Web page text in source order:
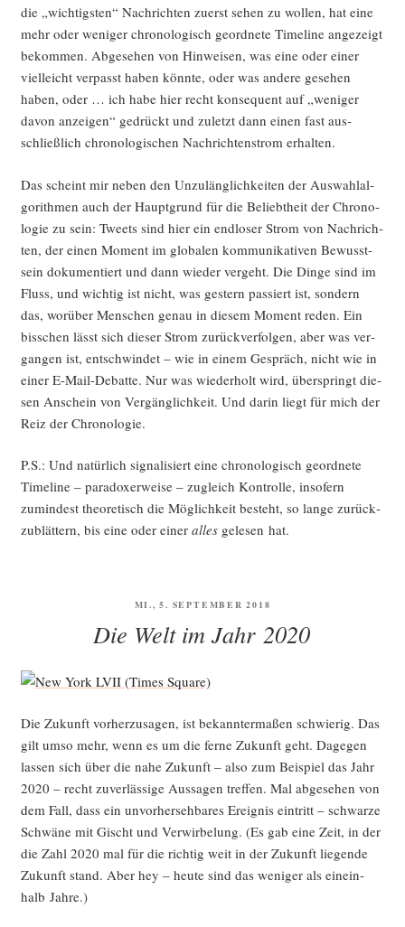
die „wich­tigs­ten“ Nach­rich­ten zuerst sehen zu wol­len, hat eine
mehr oder weni­ger chro­no­lo­gisch geord­ne­te Time­line ange­zeigt
bekom­men. Abge­se­hen von Hin­wei­sen, was eine oder einer
viel­leicht ver­passt haben könn­te, oder was ande­re gese­hen
haben, oder … ich habe hier recht kon­se­quent auf „weni­ger
davon anzei­gen“ gedrückt und zuletzt dann einen fast aus­
schließ­lich chro­no­lo­gi­schen Nach­rich­ten­strom erhalten.
Das scheint mir neben den Unzu­läng­lich­kei­ten der Aus­wahl­al­
go­rith­men auch der Haupt­grund für die Beliebt­heit der Chro­no­
lo­gie zu sein: Tweets sind hier ein end­lo­ser Strom von Nach­rich­
ten, der einen Moment im glo­ba­len kom­mu­ni­ka­ti­ven Bewusst­
sein doku­men­tiert und dann wie­der ver­geht. Die Din­ge sind im
Fluss, und wich­tig ist nicht, was ges­tern pas­siert ist, son­dern
das, wor­über Men­schen genau in die­sem Moment reden. Ein
biss­chen lässt sich die­ser Strom zurück­ver­fol­gen, aber was ver­
gan­gen ist, ent­schwin­det – wie in einem Gespräch, nicht wie in
einer E‑Mail-Debat­te. Nur was wie­der­holt wird, über­springt die­
sen Anschein von Ver­gäng­lich­keit. Und dar­in liegt für mich der
Reiz der Chronologie.
P.S.: Und natür­lich signa­li­siert eine chro­no­lo­gisch geord­ne­te
Time­line – para­do­xer­wei­se – zugleich Kon­trol­le, inso­fern
zumin­dest theo­re­tisch die Mög­lich­keit besteht, so lan­ge zurück­
zu­blät­tern, bis eine oder einer allesgele­sen hat.
VERÖFFENTLICHT
MI., 5. SEPTEMBER 2018
Die Welt im Jahr 2020
Die Zukunft vor­her­zu­sa­gen, ist bekann­ter­ma­ßen schwie­rig. Das
gilt umso mehr, wenn es um die fer­ne Zukunft geht. Dage­gen
las­sen sich über die nahe Zukunft – also zum Bei­spiel das Jahr
2020 – recht zuver­läs­si­ge Aus­sa­gen tref­fen. Mal abge­se­hen von
dem Fall, dass ein unvor­her­seh­ba­res Ereig­nis ein­tritt – schwar­ze
Schwä­ne mit Gischt und Ver­wir­be­lung. (Es gab eine Zeit, in der
die Zahl 2020 mal für die rich­tig weit in der Zukunft lie­gen­de
Zukunft stand. Aber hey – heu­te sind das weni­ger als ein­ein­
halb Jahre.)